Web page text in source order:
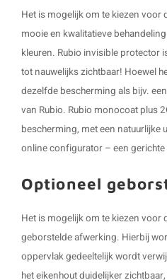
Het is mogelijk om te kiezen
mooie en kwalitatieve
kleuren. Rubio invisible protector
tot nauwelijks zichtbaar! Hoewel
dezelfde bescherming als bijv.
van Rubio. Rubio monocoat plus
bescherming, met een natuurlijke
online configurator – een
Optioneel
Het is mogelijk om te kiezen
geborstelde afwerking. Hierbij
oppervlak gedeeltelijk wordt
het eikenhout duidelijker